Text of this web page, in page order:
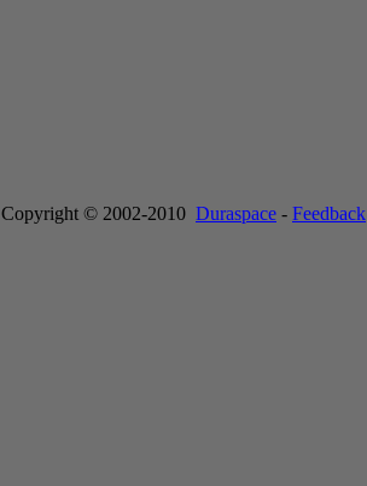
Copyright © 2002-2010 Duraspace - Feedback